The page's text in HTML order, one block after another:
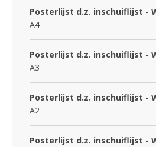
Posterlijst d.z. inschuiflijst -
A4
Posterlijst d.z. inschuiflijst -
A3
Posterlijst d.z. inschuiflijst -
A2
Posterlijst d.z. inschuiflijst -